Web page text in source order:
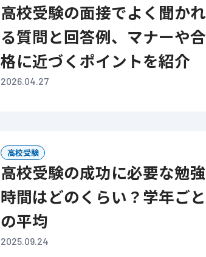
高校受験の面接でよく聞かれ
る質問と回答例、マナーや合
格に近づくポイントを紹介
2026.04.27
高校受験
高校受験の成功に必要な勉強
時間はどのくらい？学年ごと
の平均
2025.09.24